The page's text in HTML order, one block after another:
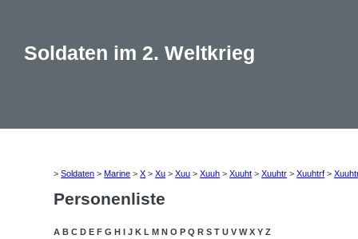
Soldaten im 2. Weltkrieg
>Soldaten >Marine >X >Xu >Xuu >Xuuh >Xuuht >Xuuhtr >Xuuhtrf >
Personenliste
A B C D E F G H I J K L M N O P Q R S T U V W X Y Z